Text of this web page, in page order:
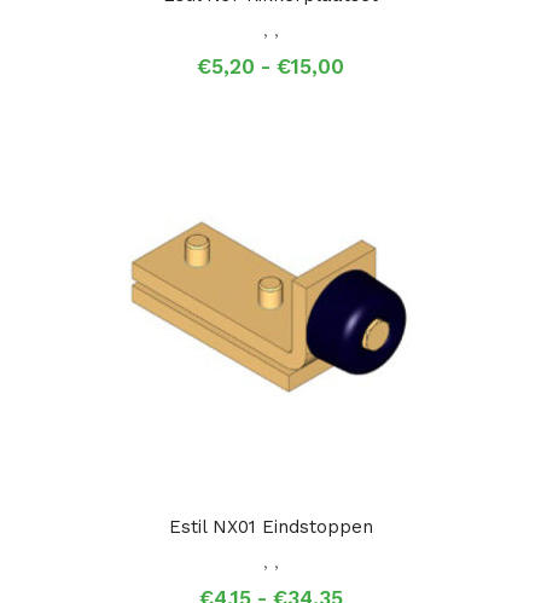
, ,
€5,20 - €15,00
Estil NX01 Eindstoppen
, ,
€4,15 - €34,35Prijsklasse: